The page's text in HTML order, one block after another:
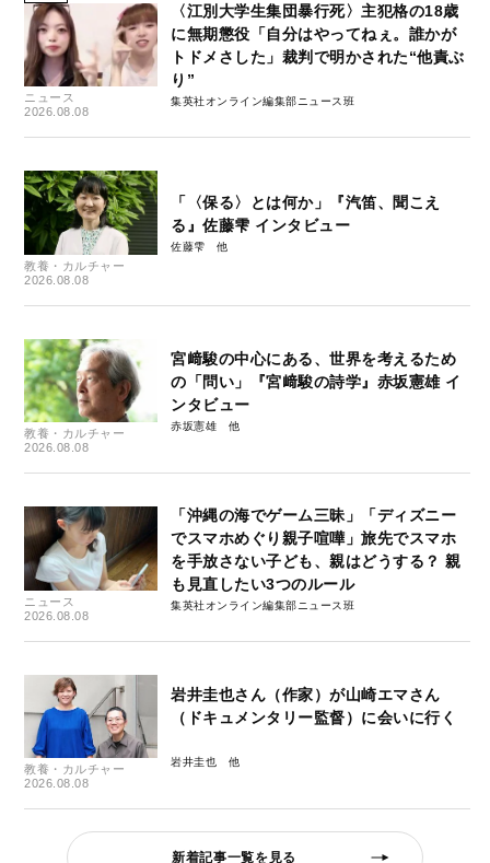
ニュース
2026.08.08
〈江別大学生集団暴行死〉主犯格の18歳
に無期懲役「自分はやってねぇ。誰かが
トドメさした」裁判で明かされた“他責ぶ
り”
集英社オンライン編集部ニュース班
教養・カルチャー
2026.08.08
「〈保る〉とは何か」『汽笛、聞こえ
る』佐藤雫 インタビュー
佐藤雫
教養・カルチャー
2026.08.08
宮﨑駿の中心にある、世界を考えるため
の「問い」『宮﨑駿の詩学』赤坂憲雄 イ
ンタビュー
赤坂憲雄
ニュース
2026.08.08
「沖縄の海でゲーム三昧」「ディズニー
でスマホめぐり親子喧嘩」旅先でスマホ
を手放さない子ども、親はどうする？ 親
も見直したい3つのルール
集英社オンライン編集部ニュース班
教養・カルチャー
2026.08.08
岩井圭也さん（作家）が山崎エマさん
（ドキュメンタリー監督）に会いに行く
岩井圭也
新着記事一覧を見る